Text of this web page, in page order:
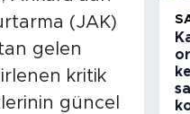
(JAK)
gelen
kritik
güncel